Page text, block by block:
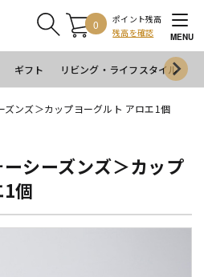
0
ポイント残高
残高を確認
MENU
ギフト リビング・ライフスタイル
ズンズ＞カップヨーグルト アロエ1個
シーズンズ＞カップ
個